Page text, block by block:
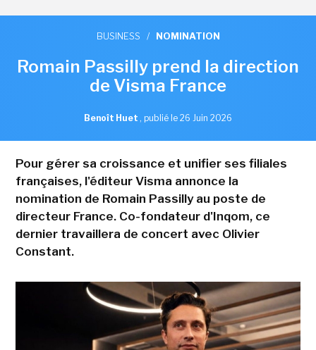
BUSINESS / NOMINATION
Romain Passilly prend la direction
de Visma France
Benoît Huet , publié le 26 Juin 2026
Pour gérer sa croissance et unifier ses filiales
françaises, l'éditeur Visma annonce la
nomination de Romain Passilly au poste de
directeur France. Co-fondateur d'Inqom, ce
dernier travaillera de concert avec Olivier
Constant.